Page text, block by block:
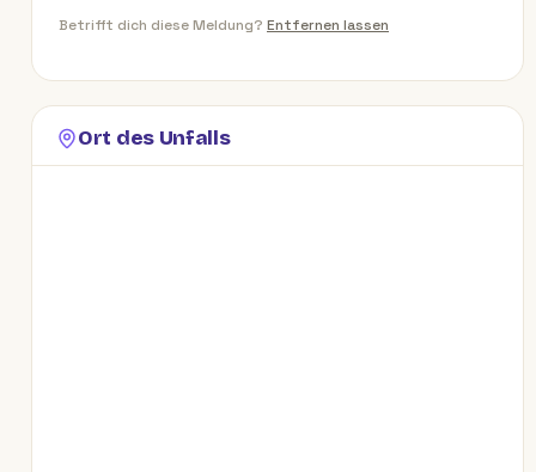
Betrifft dich diese Meldung? Entfernen lassen
Ort des Unfalls